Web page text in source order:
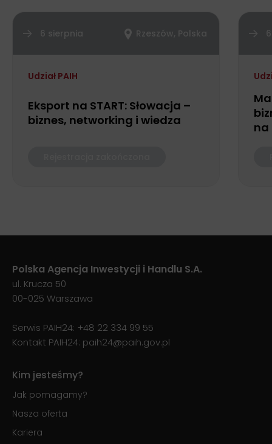
6 sierpnia Rzeszów, Polska
Udział PAIH
Eksport na START: Słowacja –
biznes, networking i wiedza
na
Polska Agencja Inwestycji i Handlu S.A.
ul. Krucza 50
00-025 Warszawa
Serwis PAIH24: +48 22 334 99 55
Kontakt PAIH24: paih24@paih.gov.pl
Kim jesteśmy?
Jak pomagamy?
Nasza oferta
Kariera